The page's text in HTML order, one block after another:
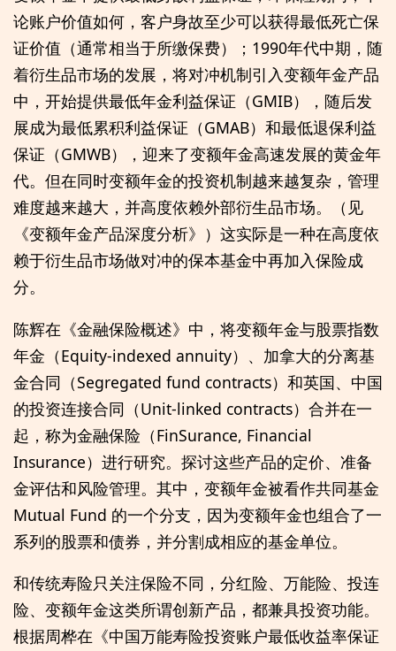
论账户价值如何，客户身故至少可以获得最低死亡保
证价值（通常相当于所缴保费）；1990年代中期，随
着衍生品市场的发展，将对冲机制引入变额年金产品
中，开始提供最低年金利益保证（GMIB），随后发
展成为最低累积利益保证（GMAB）和最低退保利益
保证（GMWB），迎来了变额年金高速发展的黄金年
代。但在同时变额年金的投资机制越来越复杂，管理
难度越来越大，并高度依赖外部衍生品市场。（见
《变额年金产品深度分析》）这实际是一种在高度依
赖于衍生品市场做对冲的保本基金中再加入保险成
分。
陈辉在《金融保险概述》中，将变额年金与股票指数
年金（Equity-indexed annuity）、加拿大的分离基
金合同（Segregated fund contracts）和英国、中国
的投资连接合同（Unit-linked contracts）合并在一
起，称为金融保险（FinSurance, Financial
Insurance）进行研究。探讨这些产品的定价、准备
金评估和风险管理。其中，变额年金被看作共同基金
Mutual Fund 的一个分支，因为变额年金也组合了一
系列的股票和债券，并分割成相应的基金单位。
和传统寿险只关注保险不同，分红险、万能险、投连
险、变额年金这类所谓创新产品，都兼具投资功能。
根据周桦在《中国万能寿险投资账户最低收益率保证